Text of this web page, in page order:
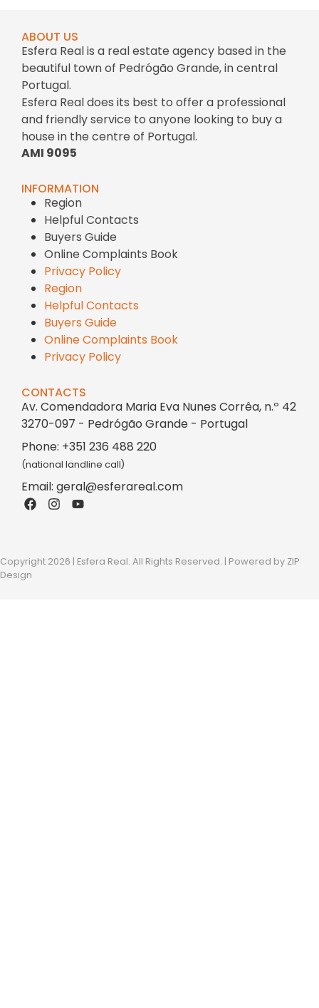
ABOUT US
Esfera Real is a real estate agency based in the
beautiful town of Pedrógão Grande, in central
Portugal.
Esfera Real does its best to offer a professional
and friendly service to anyone looking to buy a
house in the centre of Portugal.
AMI 9095
INFORMATION
Region
Helpful Contacts
Buyers Guide
Online Complaints Book
Privacy Policy
Region
Helpful Contacts
Buyers Guide
Online Complaints Book
Privacy Policy
CONTACTS
Av. Comendadora Maria Eva Nunes Corrêa, n.º 42
3270-097 - Pedrógão Grande - Portugal
Phone: +351 236 488 220
(national landline call)
Email: geral@esferareal.com
Copyright 2026 | Esfera Real. All Rights Reserved. | Powered by ZIP
Design